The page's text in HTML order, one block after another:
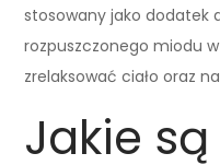
stosowany jako dodatek
rozpuszczonego miodu
zrelaksować ciało oraz
Jakie są